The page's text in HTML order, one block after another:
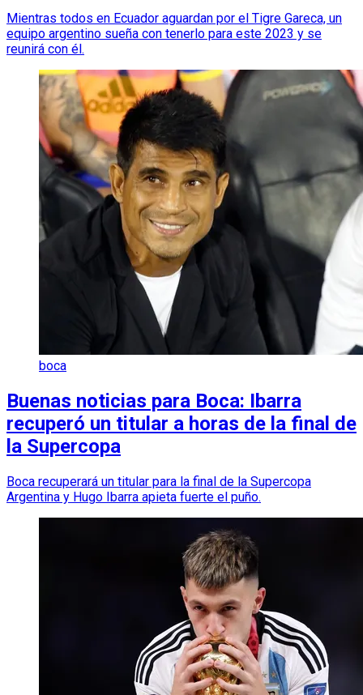
Mientras todos en Ecuador aguardan por el Tigre Gareca, un
equipo argentino sueña con tenerlo para este 2023 y se
reunirá con él.
boca
Buenas noticias para Boca: Ibarra
recuperó un titular a horas de la final de
la Supercopa
Boca recuperará un titular para la final de la Supercopa
Argentina y Hugo Ibarra apieta fuerte el puño.